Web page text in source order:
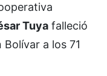
Tuya falleció
a los 71